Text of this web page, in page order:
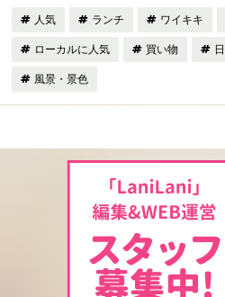
人気 ランチ ワイキキ
ローカルに人気 買い物
風景・景色